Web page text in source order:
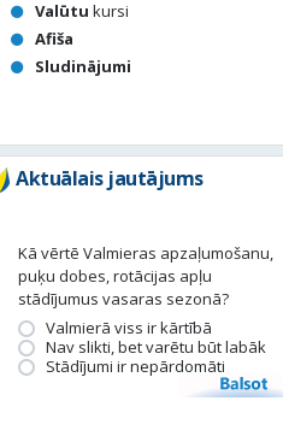
Valūtu kursi
Afiša
Sludinājumi
Aktuālais jautājums
Kā vērtē Valmieras apzaļumošanu,
puķu dobes, rotācijas apļu
stādījumus vasaras sezonā?
Valmierā viss ir kārtībā
Nav slikti, bet varētu būt labāk
Stādījumi ir nepārdomāti
Balsot